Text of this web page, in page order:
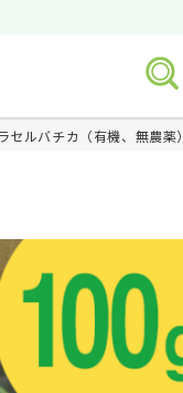
セルバチカ（有機、無農薬）